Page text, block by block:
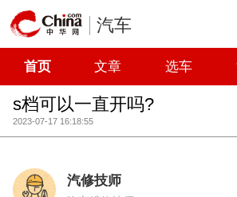
汽车
首页 文章 选车
s档可以一直开吗?
2023-07-17 16:18:55
汽修技师